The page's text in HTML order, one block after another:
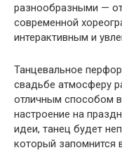
разнообразными —
современной
интерактивным и
Танцевальное
свадьбе атмосферу
отличным способом
настроение на
идеи, танец будет
который запомнится